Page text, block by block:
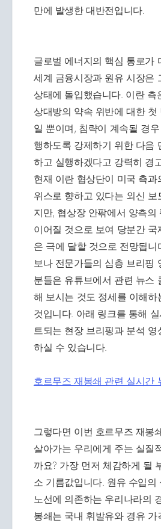
만에 발생한 대반전입니다.
글로벌 에너지의 핵심 통로가
세계 금융시장과 원유 시장은
상태에 돌입했습니다. 이란 측
상대방의 약속 위반에 대한 첫
일 뿐이며, 침략이 계속될 경
행하도록 강제하기 위한 다음
하고 실행하겠다고 강력히 경
현재 이란 협상단이 미국 측과
위스로 향하고 있다는 외신 보
지만, 협상장 안팎에서 양측의
이어질 것으로 보여 당분간 국
은 극에 달할 것으로 전망됩니
보나 전문가들의 심층 브리핑
분들은 유튜브에서 관련 뉴스
해 보시는 것도 정세를 이해하
것입니다. 아래 링크를 통해
트되는 현장 브리핑과 분석 영
하실 수 있습니다.
호르무즈 재봉쇄 관련 실시간
그렇다면 이번 호르무즈 재봉
살아가는 우리에게 주는 실질
까요? 가장 먼저 체감하게 될
소 기름값입니다. 원유 수입의
노선에 의존하는 우리나라의
봉쇄는 국내 휘발유와 경유 가